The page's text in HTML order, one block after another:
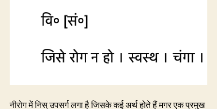
नीरोग में निस् उपसर्ग लगा है जिसके कई अर्थ होते हैं मगर एक प्रमुख